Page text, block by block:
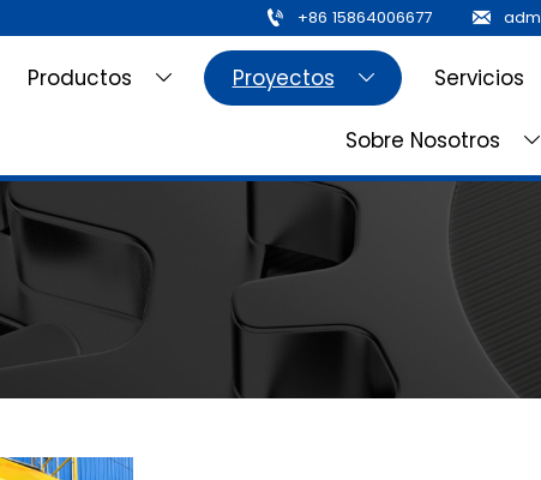
 +86 15864006677 
Productos  Proyectos  Servicios
Sobre Nosotros 